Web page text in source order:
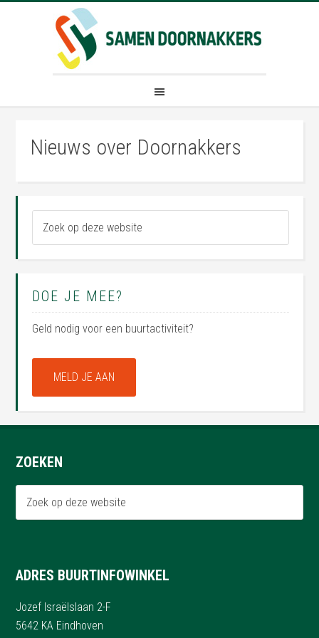
Nieuws over Doornakkers
DOE JE MEE?
Geld nodig voor een buurtactiviteit?
MELD JE AAN
ZOEKEN
ADRES BUURTINFOWINKEL
Jozef Israëlslaan 2-F
5642 KA Eindhoven